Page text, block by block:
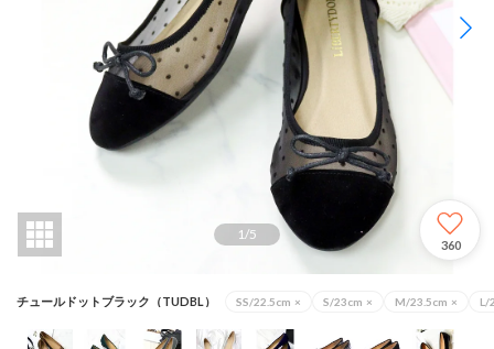
1/5
360
チュールドットブラック（TUDBL） SS/22.5cm × S/23cm × M/23.5cm × L/